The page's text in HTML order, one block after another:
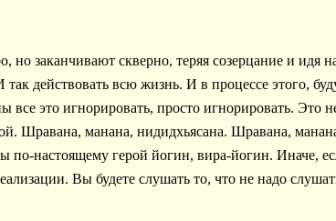
но заканчивают скверно, теряя созерцание и идя
действовать всю жизнь. И в процессе этого,
это игнорировать, просто игнорировать. Это
Шравана, манана, нидидхьясана. Шравана,
по-настоящему герой йогин, вира-йогин. Иначе,
Вы будете слушать то, что не надо